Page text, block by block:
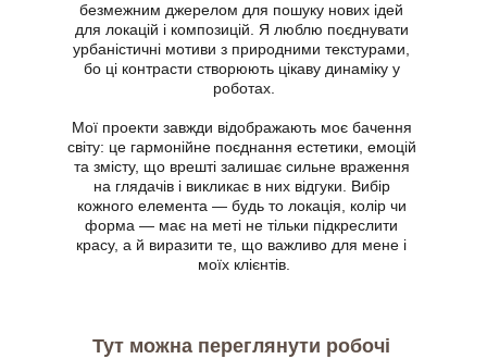
безмежним джерелом для пошуку нових ідей
для локацій і композицій. Я люблю поєднувати
урбаністичні мотиви з природними текстурами,
бо ці контрасти створюють цікаву динаміку у
роботах.
Мої проекти завжди відображають моє бачення
світу: це гармонійне поєднання естетики, емоцій
та змісту, що врешті залишає сильне враження
на глядачів і викликає в них відгуки. Вибір
кожного елемента — будь то локація, колір чи
форма — має на меті не тільки підкреслити
красу, а й виразити те, що важливо для мене і
моїх клієнтів.
Тут можна переглянути робочі